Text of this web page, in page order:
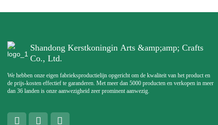
Shandong Kerstkoningin Arts &amp;amp; Crafts
Co., Ltd.
We hebben onze eigen fabrieksproductielijn opgericht om de kwaliteit van het product en
de prijs-kosten effectief te garanderen. Met meer dan 5000 producten en verkopen in meer
dan 36 landen is onze aanwezigheid zeer prominent aanwezig.